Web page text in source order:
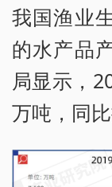
我国渔业
的水产品
局显示，
万吨，同比